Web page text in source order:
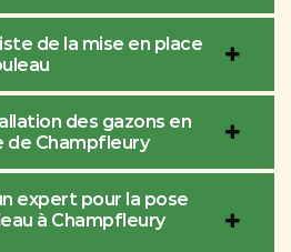
de la mise en place
des gazons en
de Champfleury
expert pour la pose
à Champfleury